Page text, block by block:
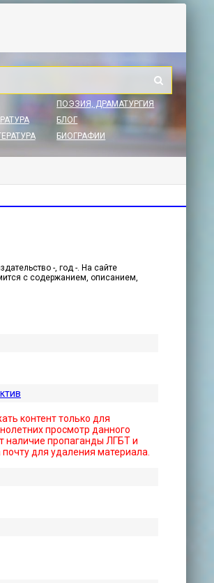
ПОЭЗИЯ, ДРАМАТУРГИЯ
БЛОГ
БИОГРАФИИ
-, год -. На сайте
с содержанием, описанием,
контент только для
просмотр данного
наличие пропаганды ЛГБТ и
для удаления материала.